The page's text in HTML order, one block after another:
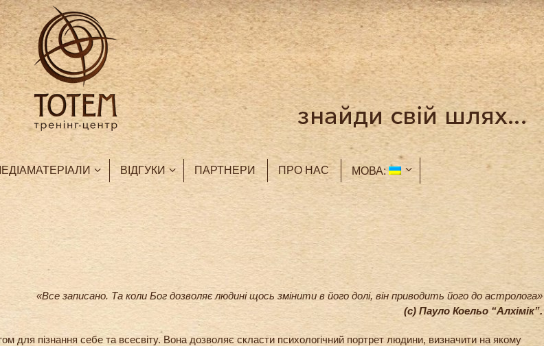
ВІДГУКИ ПАРТНЕРИ ПРО НАС МОВА:
«Все записано. Та коли Бог дозволяє людині щось змінити в його долі, він приводить його до астролога»
(с) Пауло Коельо “Алхімік”.
для пізнання себе та всесвіту. Вона дозволяє скласти психологічний портрет людини, визначити на якому